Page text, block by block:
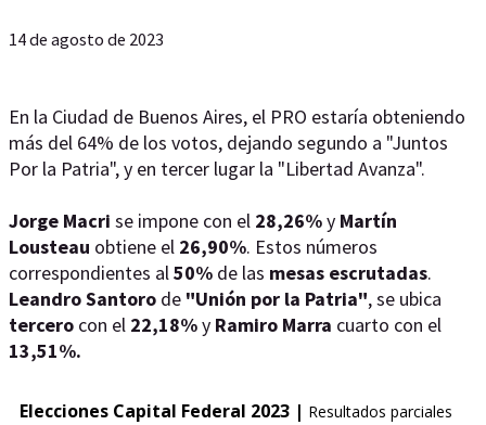
14 de agosto de 2023
En la Ciudad de Buenos Aires, el PRO estaría obteniendo
más del 64% de los votos, dejando segundo a "Juntos
Por la Patria", y en tercer lugar la "Libertad Avanza".
Jorge Macri se impone con el 28,26%y Martín
Lousteau obtiene el 26,90%. Estos números
correspondientes al50% de las mesas escrutadas.
Leandro Santoro de "Unión por la Patria", se ubica
tercero con el 22,18%y Ramiro Marra cuarto con el
13,51%.